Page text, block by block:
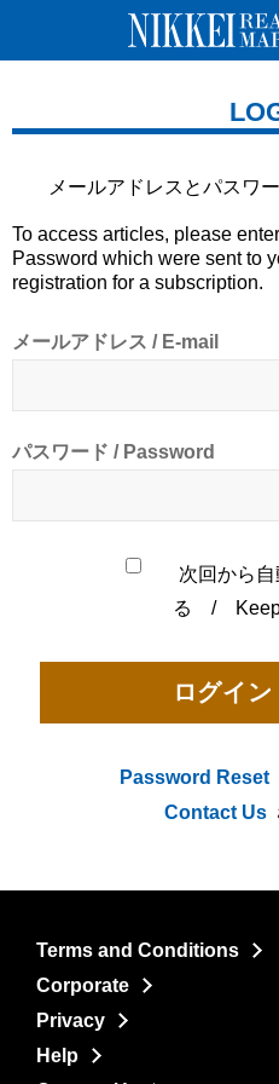
メールアドレスとパスワ
To access articles, please
Password which were sent to
registration for a subscription.
メールアドレス / E-mail
パスワード / Password
次回から
る / Keep
Password Reset
Contact Us
Terms and Conditions
Corporate
Privacy
Help